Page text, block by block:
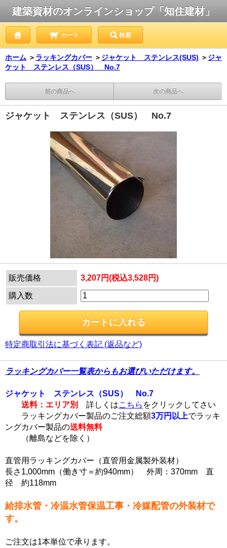
建築資材のオンラインショップ「知住建材」
カート 検索
ホーム ＞ ラッキングカバー ＞ ジャケット ステンレス(SUS) ＞ ジャ
ケット ステンレス（SUS） No.7
前の商品へ 次の商品へ
ジャケット ステンレス（SUS） No.7
販売価格 3,207円(税込3,528円)
購入数
特定商取引法に基づく表記 (返品など)
ラッキングカバー一覧表からもお選びいただけます。
ジャケット ステンレス（SUS） No.7
送料：エリア別
詳しくはこちら をクリックしてさい
ラッキングカバー製品のご注文総額3万円以上でラッキ
ングカバー製品の送料無料
（離島などを除く）
直管用ラッキングカバー（直管用金属製外装材）
長さ1,000mm（働き寸＝約940mm） 外周：370mm 直
径 約118mm
給排水管・冷温水管保温工事・冷媒配管の外装材で
す。
ご注文は1本単位で承ります。